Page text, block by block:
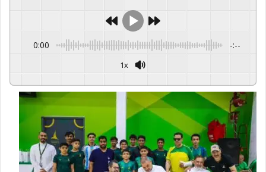
0:00 -:--
1x